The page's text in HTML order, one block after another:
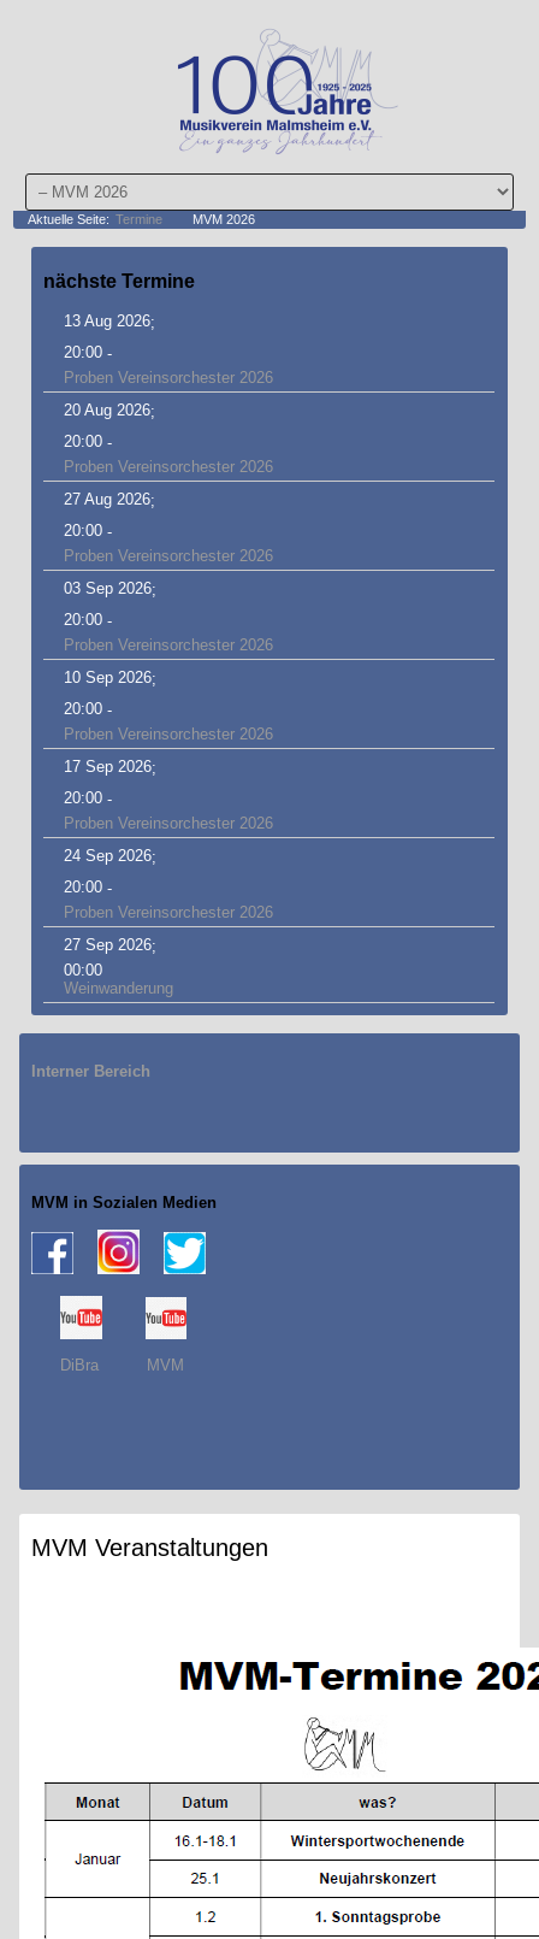
Aktuelle Seite: Termine MVM 2026
nächste Termine
13 Aug 2026;
20:00 -
Proben Vereinsorchester 2026
20 Aug 2026;
20:00 -
Proben Vereinsorchester 2026
27 Aug 2026;
20:00 -
Proben Vereinsorchester 2026
03 Sep 2026;
20:00 -
Proben Vereinsorchester 2026
10 Sep 2026;
20:00 -
Proben Vereinsorchester 2026
17 Sep 2026;
20:00 -
Proben Vereinsorchester 2026
24 Sep 2026;
20:00 -
Proben Vereinsorchester 2026
27 Sep 2026;
00:00
Weinwanderung
Interner Bereich
MVM in Sozialen Medien
DiBra MVM
MVM Veranstaltungen